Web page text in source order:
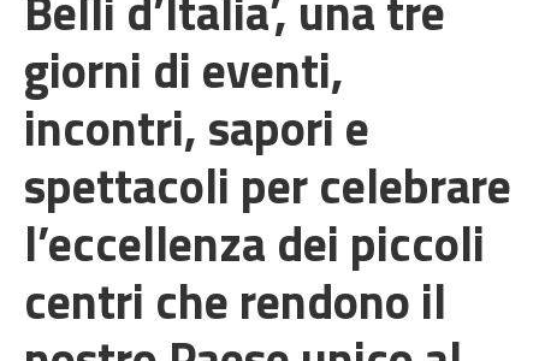
giorni di eventi,
incontri, sapori e
spettacoli per celebrare
l’eccellenza dei piccoli
centri che rendono il